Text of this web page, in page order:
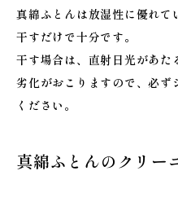
真綿ふとんは放湿性に優れて
干すだけで十分です。
干す場合は、直射日光があた
劣化がおこりますので、必ず
ください。
真綿ふとんのクリー